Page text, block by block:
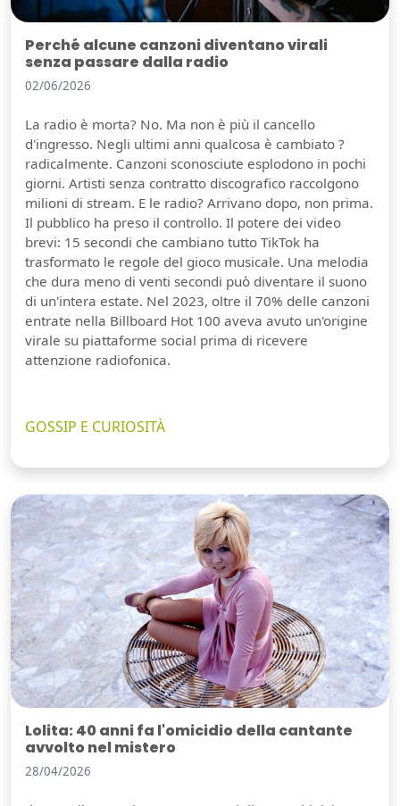
Perché alcune canzoni diventano virali
senza passare dalla radio
02/06/2026
La radio è morta? No. Ma non è più il cancello
d'ingresso. Negli ultimi anni qualcosa è cambiato ?
radicalmente. Canzoni sconosciute esplodono in pochi
giorni. Artisti senza contratto discografico raccolgono
milioni di stream. E le radio? Arrivano dopo, non prima.
Il pubblico ha preso il controllo. Il potere dei video
brevi: 15 secondi che cambiano tutto TikTok ha
trasformato le regole del gioco musicale. Una melodia
che dura meno di venti secondi può diventare il suono
di un'intera estate. Nel 2023, oltre il 70% delle canzoni
entrate nella Billboard Hot 100 aveva avuto un'origine
virale su piattaforme social prima di ricevere
attenzione radiofonica.
GOSSIP E CURIOSITÀ
Lolita: 40 anni fa l'omicidio della cantante
avvolto nel mistero
28/04/2026